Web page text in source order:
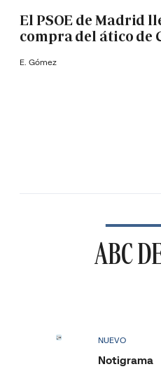
El PSOE de Madrid
compra del ático de
E. Gómez
ABC
NUEVO
Notigrama